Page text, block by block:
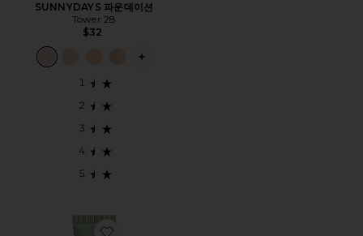
SUNNYDAYS 파운데이션
Tower 28
$32
PLUS ICON TO SEE MORE OPTIONS